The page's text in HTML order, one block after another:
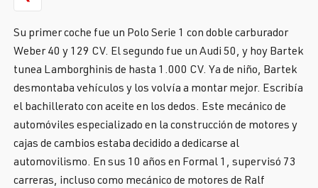
Su primer coche fue un Polo Serie 1 con doble carburador
Weber 40 y 129 CV. El segundo fue un Audi 50, y hoy Bartek
tunea Lamborghinis de hasta 1.000 CV. Ya de niño, Bartek
desmontaba vehículos y los volvía a montar mejor. Escribía
el bachillerato con aceite en los dedos. Este mecánico de
automóviles especializado en la construcción de motores y
cajas de cambios estaba decidido a dedicarse al
automovilismo. En sus 10 años en Formal 1, supervisó 73
carreras, incluso como mecánico de motores de Ralf